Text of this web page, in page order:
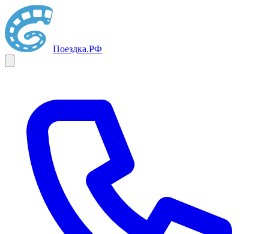
Поездка.РФ